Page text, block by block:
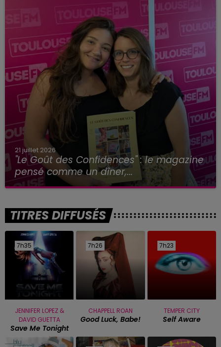
21 juillet 2026
"Le Goût des Confidences" : le magazine
pensé comme un dîner,...
TITRES DIFFUSÉS
7h35
7h35
JENNIFER LOPEZ &
DAVID GUETTA
Save Me Tonight
7h26
7h26
CHAPPELL ROAN
Good Luck, Babe!
7h23
7h23
TEMPER CITY
Self Aware